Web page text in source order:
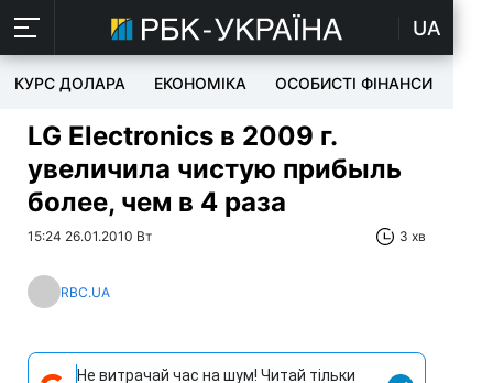
UA
КУРС ДОЛАРА ЕКОНОМІКА ОСОБИСТІ ФІНАНСИ
LG Electronics в 2009 г.
увеличила чистую прибыль
более, чем в 4 раза
15:24 26.01.2010 Вт 3 хв
RBC.UA
Не витрачай час на шум! Читай тільки